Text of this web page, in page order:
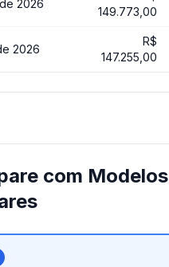
2026
149.773,00
2026
R$
147.255,00
com Modelos